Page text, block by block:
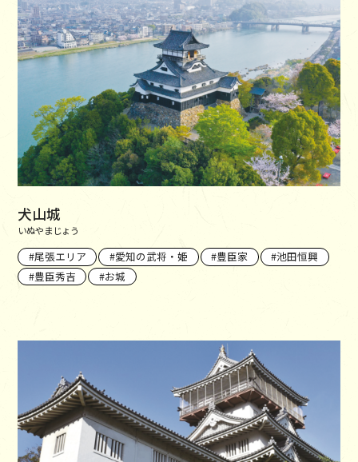
犬山城
いぬやまじょう
尾張エリア 愛知の武将・姫 豊臣家
池田恒興
豊臣秀吉
お城